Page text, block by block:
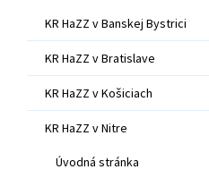
KR HaZZ v Banskej Bystrici
KR HaZZ v Bratislave
KR HaZZ v Košiciach
KR HaZZ v Nitre
Úvodná stránka